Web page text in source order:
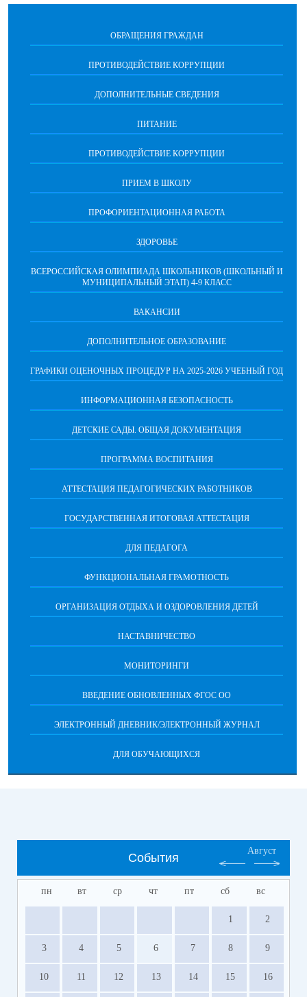
ОБРАЩЕНИЯ ГРАЖДАН
ПРОТИВОДЕЙСТВИЕ КОРРУПЦИИ
ДОПОЛНИТЕЛЬНЫЕ СВЕДЕНИЯ
ПИТАНИЕ
ПРОТИВОДЕЙСТВИЕ КОРРУПЦИИ
ПРИЕМ В ШКОЛУ
ПРОФОРИЕНТАЦИОННАЯ РАБОТА
ЗДОРОВЬЕ
ВСЕРОССИЙСКАЯ ОЛИМПИАДА ШКОЛЬНИКОВ (ШКОЛЬНЫЙ И
МУНИЦИПАЛЬНЫЙ ЭТАП) 4-9 КЛАСС
ВАКАНСИИ
ДОПОЛНИТЕЛЬНОЕ ОБРАЗОВАНИЕ
ГРАФИКИ ОЦЕНОЧНЫХ ПРОЦЕДУР НА 2025-2026 УЧЕБНЫЙ ГОД
ИНФОРМАЦИОННАЯ БЕЗОПАСНОСТЬ
ДЕТСКИЕ САДЫ. ОБЩАЯ ДОКУМЕНТАЦИЯ
ПРОГРАММА ВОСПИТАНИЯ
АТТЕСТАЦИЯ ПЕДАГОГИЧЕСКИХ РАБОТНИКОВ
ГОСУДАРСТВЕННАЯ ИТОГОВАЯ АТТЕСТАЦИЯ
ДЛЯ ПЕДАГОГА
ФУНКЦИОНАЛЬНАЯ ГРАМОТНОСТЬ
ОРГАНИЗАЦИЯ ОТДЫХА И ОЗДОРОВЛЕНИЯ ДЕТЕЙ
НАСТАВНИЧЕСТВО
МОНИТОРИНГИ
ВВЕДЕНИЕ ОБНОВЛЕННЫХ ФГОС ОО
ЭЛЕКТРОННЫЙ ДНЕВНИК/ЭЛЕКТРОННЫЙ ЖУРНАЛ
ДЛЯ ОБУЧАЮЩИХСЯ
События
Август
пн вт ср чт пт сб вс
1 2
3 4 5 6 7 8 9
10 11 12 13 14 15 16